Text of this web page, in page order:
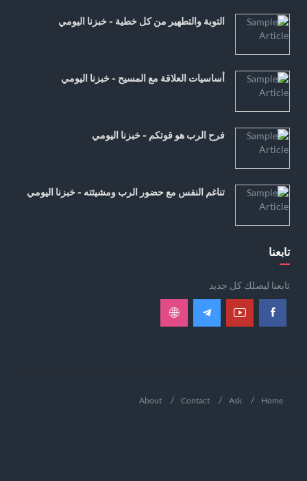
التوبة والتطهير من كل خطية - خبزنا اليومي
أساسيات العلاقة مع المسيح - خبزنا اليومي
فرح الرب هو قوتكم - خبزنا اليومي
تناغم النفس مع حضور الرب ومشيئته - خبزنا اليومي
تابعنا
تابعنا ليصلك كل جديد
Home
Ask
Contact
About